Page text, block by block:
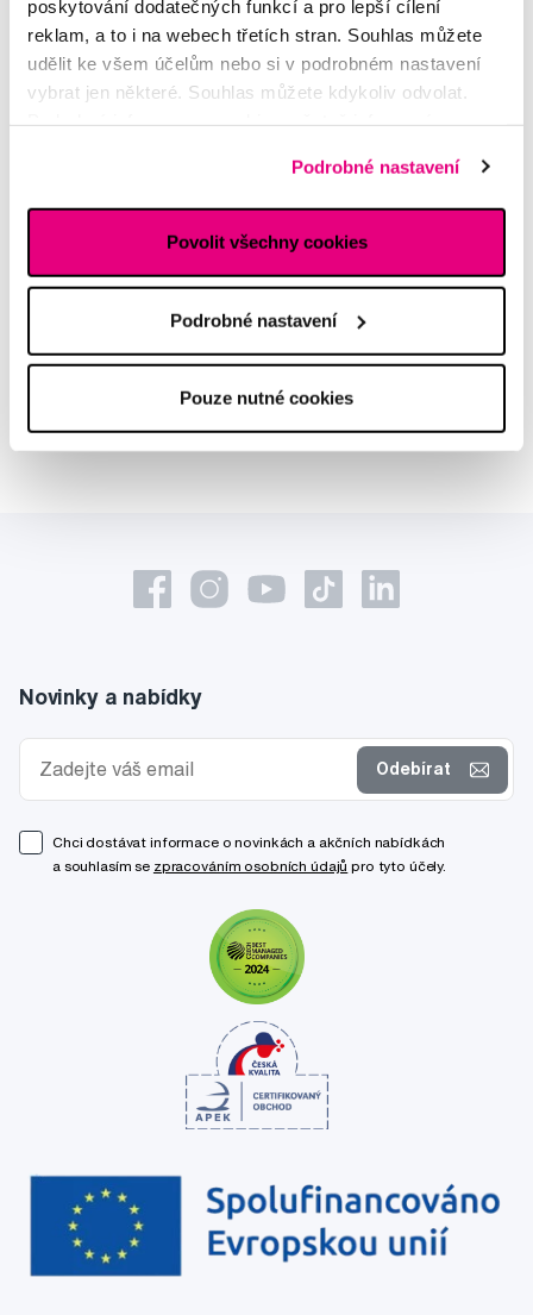
poskytování dodatečných funkcí a pro lepší cílení
reklam, a to i na webech třetích stran. Souhlas můžete
udělit ke všem účelům nebo si v podrobném nastavení
vybrat jen některé. Souhlas můžete kdykoliv odvolat.
Podrobné nastavení
Povolit všechny cookies
Podrobné nastavení
Pouze nutné cookies
Odborná zubní konzultace –
odborná konzultace dětského
sortimentu
atestovaná lékařka
Novinky a nabídky
Odebírat
Chci dostávat informace o novinkách a akčních nabídkách
a souhlasím se zpracováním osobních údajů pro tyto účely.